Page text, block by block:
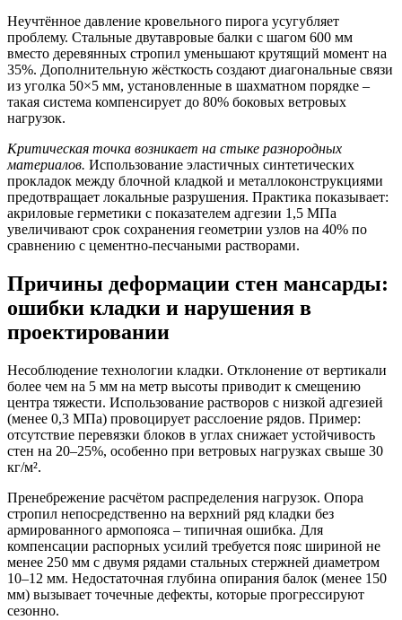
Неучтённое давление кровельного пирога усугубляет
проблему. Стальные двутавровые балки с шагом 600 мм
вместо деревянных стропил уменьшают крутящий момент на
35%. Дополнительную жёсткость создают диагональные связи
из уголка 50×5 мм, установленные в шахматном порядке –
такая система компенсирует до 80% боковых ветровых
нагрузок.
Критическая точка возникает на стыке разнородных
материалов. Использование эластичных синтетических
прокладок между блочной кладкой и металлоконструкциями
предотвращает локальные разрушения. Практика показывает:
акриловые герметики с показателем адгезии 1,5 МПа
увеличивают срок сохранения геометрии узлов на 40% по
сравнению с цементно-песчаными растворами.
Причины деформации стен мансарды:
ошибки кладки и нарушения в
проектировании
Несоблюдение технологии кладки. Отклонение от вертикали
более чем на 5 мм на метр высоты приводит к смещению
центра тяжести. Использование растворов с низкой адгезией
(менее 0,3 МПа) провоцирует расслоение рядов. Пример:
отсутствие перевязки блоков в углах снижает устойчивость
стен на 20–25%, особенно при ветровых нагрузках свыше 30
кг/м².
Пренебрежение расчётом распределения нагрузок. Опора
стропил непосредственно на верхний ряд кладки без
армированного армопояса – типичная ошибка. Для
компенсации распорных усилий требуется пояс шириной не
менее 250 мм с двумя рядами стальных стержней диаметром
10–12 мм. Недостаточная глубина опирания балок (менее 150
мм) вызывает точечные дефекты, которые прогрессируют
сезонно.